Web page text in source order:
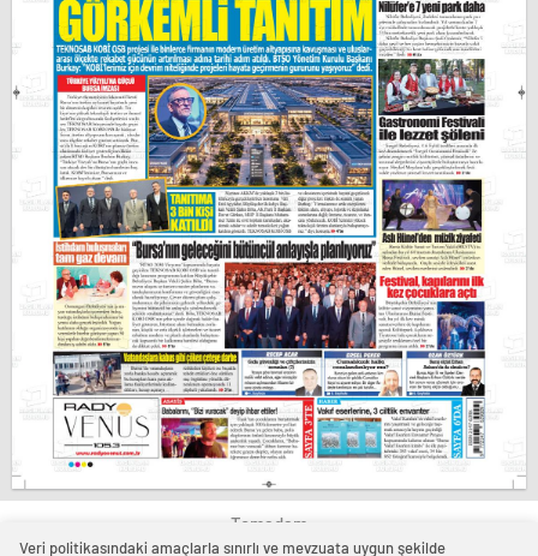
Temadam
Veri politikasındaki amaçlarla sınırlı ve mevzuata uygun şekilde